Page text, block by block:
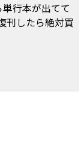
行本が出てて
刊したら絶対買